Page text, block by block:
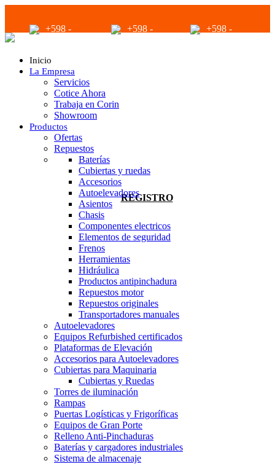
+598 -
2294 2040
+598 - +598 -
infoventas@corinrentup.com.uy
ACCEDER
REGISTRO
Inicio
La Empresa
Servicios
Cotice Ahora
Trabaja en Corin
Showroom
Productos
Ofertas
Repuestos
Baterías
Cubiertas y ruedas
Accesorios
Autoelevadores
Asientos
Chasis
Componentes electricos
Elementos de seguridad
Frenos
Herramientas
Hidráulica
Productos antipinchadura
Repuestos motor
Repuestos originales
Transportadores manuales
Autoelevadores
Equipos Refurbished certificados
Plataformas de Elevación
Accesorios para Autoelevadores
Cubiertas para Maquinaria
Cubiertas y Ruedas
Torres de iluminación
Rampas
Puertas Logísticas y Frigoríficas
Equipos de Gran Porte
Relleno Anti-Pinchaduras
Baterías y cargadores industriales
Sistema de almacenaje